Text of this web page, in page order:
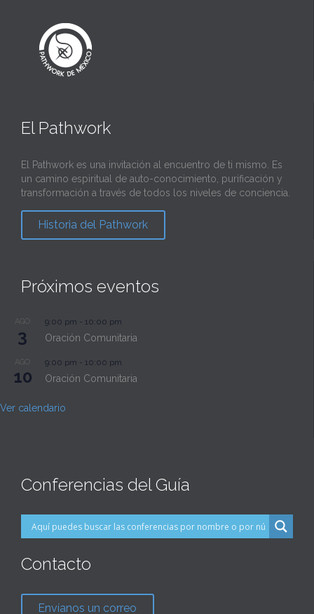
El Pathwork
El Pathwork es una invitación al encuentro de ti mismo. Es
un camino espiritual de auto-conocimiento, purificación y
transformación a través de todos los niveles de conciencia.
Historia del Pathwork
Próximos eventos
AGO
3
9:00 pm - 10:00 pm
Oración Comunitaria
AGO
10
9:00 pm - 10:00 pm
Oración Comunitaria
Ver calendario
Conferencias del Guía
Contacto
Envíanos un correo